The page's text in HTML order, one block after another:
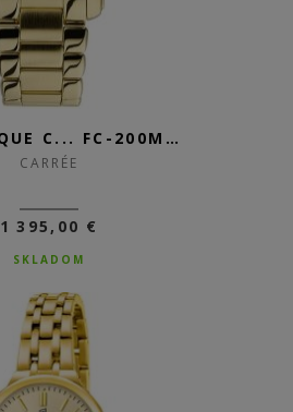
FREDERIQUE C... FC-200MCDC35B
CARRÉE
1 395,00 €
SKLADOM